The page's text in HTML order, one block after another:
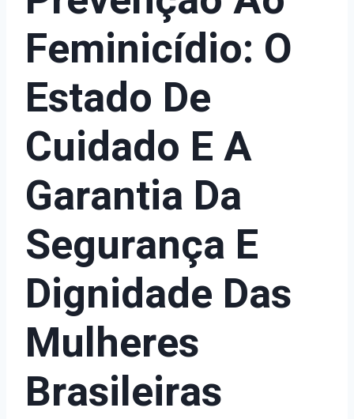
Feminicídio: O
Estado De
Cuidado E A
Garantia Da
Segurança E
Dignidade Das
Mulheres
Brasileiras